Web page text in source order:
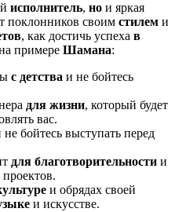
исполнитель, но и яркая
поклонников своим стилем и
, как достичь успеха в
примере Шамана:
с детства и не бойтесь
для жизни, который будет
вас.
не бойтесь выступать перед
для благотворительности и
и обрядах своей
и искусстве.